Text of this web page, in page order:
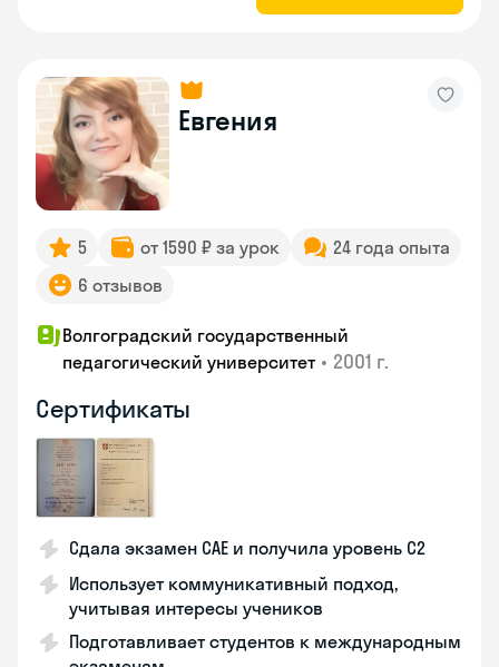
Евгения
5 от 1590 ₽ за урок
24 года опыта
6 отзывов
Волгоградский государственный
педагогический университет • 2001 г.
Сертификаты
Сдала экзамен CAE и получила уровень С2
Использует коммуникативный подход,
учитывая интересы учеников
Подготавливает студентов к международным